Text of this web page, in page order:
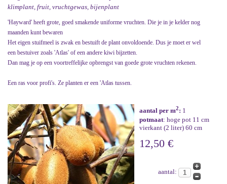
klimplant, fruit, vruchtgewas, bijenplant
'Hayward' heeft grote, goed smakende uniforme vruchten. Die je in je kelder nog
maanden kunt bewaren
Het eigen stuifmeel is zwak en bestuift de plant onvoldoende. Dus je moet er wel
een bestuiver zoals 'Atlas' of een andere kiwi bijzetten.
Dan mag je op een voortreffelijke opbrengst van goede grote vruchten rekenen.
Een ras voor profi's. Ze planten er een 'Atlas tussen.
aantal per m2: 1
potmaat: hoge pot 11 cm
vierkant (2 liter) 60 cm
12,50 €
aantal: